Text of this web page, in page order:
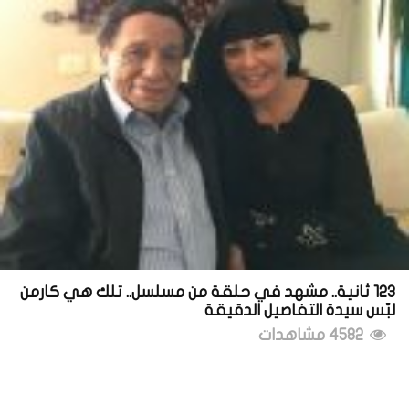
123 ثانية.. مشهد في حلقة من مسلسل.. تلك هي كارمن
لبّس سيدة التفاصيل الدقيقة